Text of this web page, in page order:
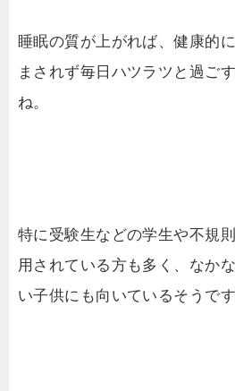
睡眠の質が上がれば、健康的
まされず毎日ハツラツと過ご
ね。
特に受験生などの学生や不規
用されている方も多く、なか
い子供にも向いているそうです